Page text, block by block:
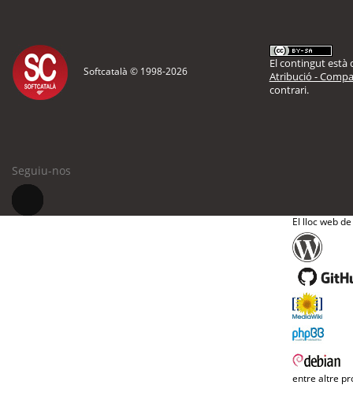
Softcatalà © 1998-2026
El contingut està
Atribució -
contrari.
Seguiu-nos
El lloc web
entre altre